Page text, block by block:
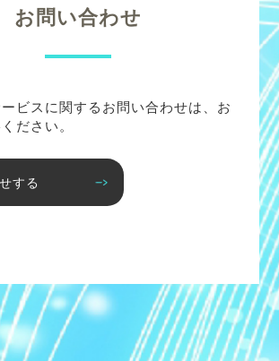
お問い合わせ
ビスに関するお問い合わせは、お
ださい。
する